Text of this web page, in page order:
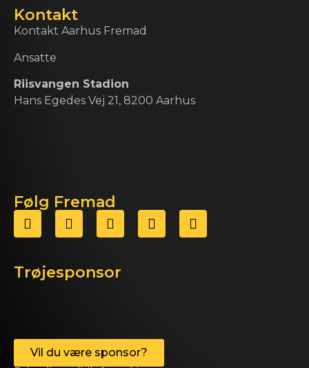
Kontakt
Kontakt Aarhus Fremad
Ansatte
Riisvangen Stadion
Hans Egedes Vej 21, 8200 Aarhus
Følg Fremad
Trøjesponsor
Vil du være sponsor?